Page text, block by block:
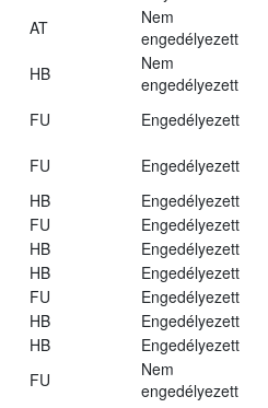
AT
Nem
engedélyezett
HB
Nem
engedélyezett
FU
Engedélyezett
FU
Engedélyezett
HB
Engedélyezett
FU
Engedélyezett
HB
Engedélyezett
HB
Engedélyezett
FU
Engedélyezett
HB
Engedélyezett
HB
Engedélyezett
FU
Nem
engedélyezett